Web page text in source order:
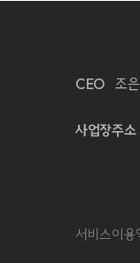
CEO 조
사업장주소
서비스이용